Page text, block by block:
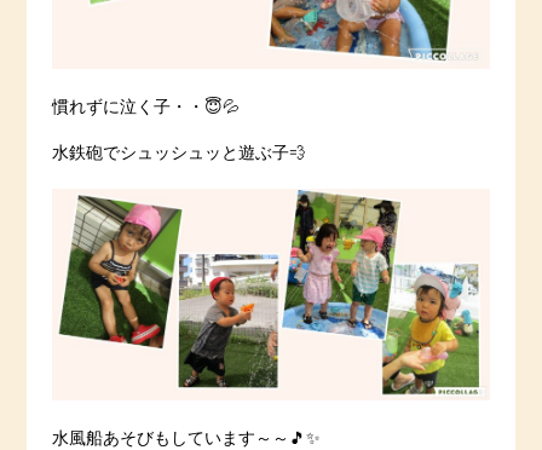
慣れずに泣く子・・😇💦
水鉄砲でシュッシュッと遊ぶ子💨
水風船あそびもしています～～🎵✨